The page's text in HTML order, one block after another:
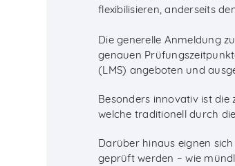
flexibilisieren, anderseits
Die generelle Anmeldung
genauen
(LMS) angeboten und
Besonders innovativ ist
welche traditionell durch
Darüber hinaus eignen
geprüft werden – wie